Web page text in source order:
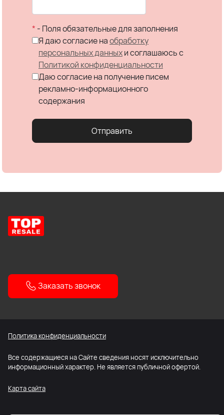
* - Поля обязательные для заполнения
Я даю согласие наобработку
персональных данныхи соглашаюсь c
Политикой конфиденциальности
Даю согласие на получение писем
рекламно-информационного
содержания
Отправить
Заказать звонок
Политика конфиденциальности
Все содержащиеся на Сайте сведения носят исключительно
информационный характер. Не является публичной офертой.
Карта сайта